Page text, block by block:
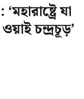
যা
চন্দ্রচূড়’